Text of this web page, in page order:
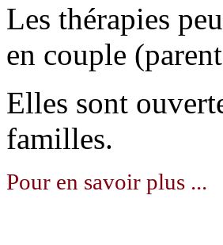
Les thérapies
en couple
Elles sont
familles.
Pour en savoir plus ...